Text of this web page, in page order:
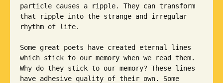
particle causes a ripple. They can transform
that ripple into the strange and irregular
rhythm of life.
Some great poets have created eternal lines
which stick to our memory when we read them.
Why do they stick to our memory? These lines
have adhesive quality of their own. Some